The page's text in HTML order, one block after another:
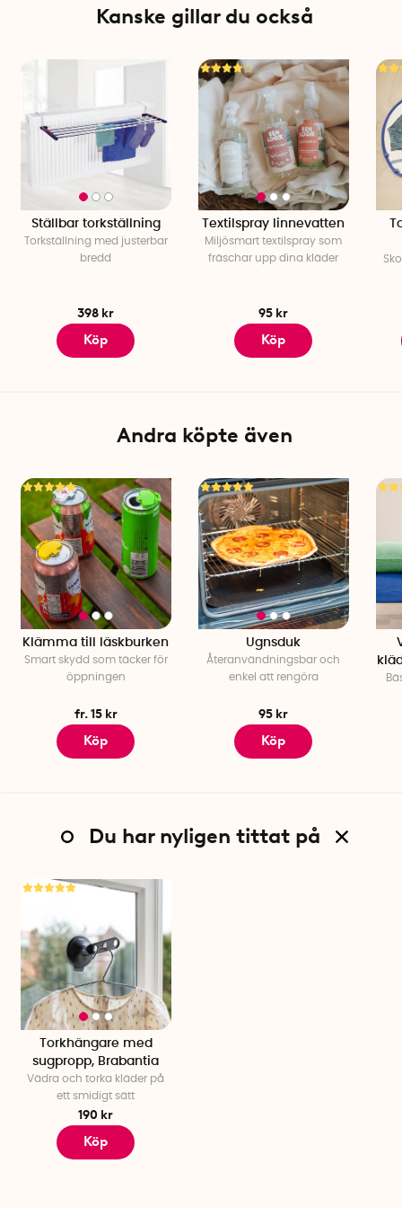
och vinyl. Fäster ej på tapet, betong, strukturerad vägg eller
Kanske gillar du också
Ställbar torkställning
Torkställning med justerbar
bredd
398 kr
Köp
Textilspray linnevatten
Miljösmart textilspray som
fräschar upp dina kläder
95 kr
Köp
Andra köpte även
Klämma till läskburken
Smart skydd som täcker för
öppningen
fr. 15 kr
Köp
Ugnsduk
Återanvändningsbar och
enkel att rengöra
95 kr
Köp
Du har nyligen tittat på
Torkhängare med
sugpropp, Brabantia
Vädra och torka kläder på
ett smidigt sätt
190 kr
Köp